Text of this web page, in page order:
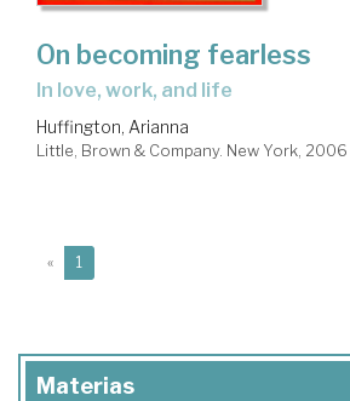
On becoming fearless
in love, work, and life
Huffington, Arianna
Little, Brown & Company. New York, 2006
« 1
Materias